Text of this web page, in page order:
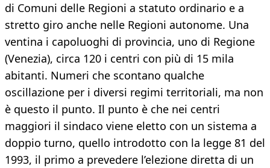
di Comuni delle Regioni a statuto ordinario e a
stretto giro anche nelle Regioni autonome. Una
ventina i capoluoghi di provincia, uno di Regione
(Venezia), circa 120 i centri con più di 15 mila
abitanti. Numeri che scontano qualche
oscillazione per i diversi regimi territoriali, ma non
è questo il punto. Il punto è che nei centri
maggiori il sindaco viene eletto con un sistema a
doppio turno, quello introdotto con la legge 81 del
1993, il primo a prevedere l’elezione diretta di un